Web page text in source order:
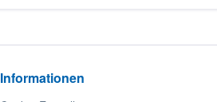
Informationen